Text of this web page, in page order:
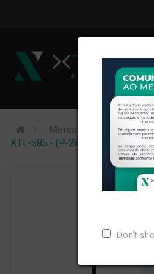
Don't
Mercados de Atuação
XTL-585 - (P-268) - PESO